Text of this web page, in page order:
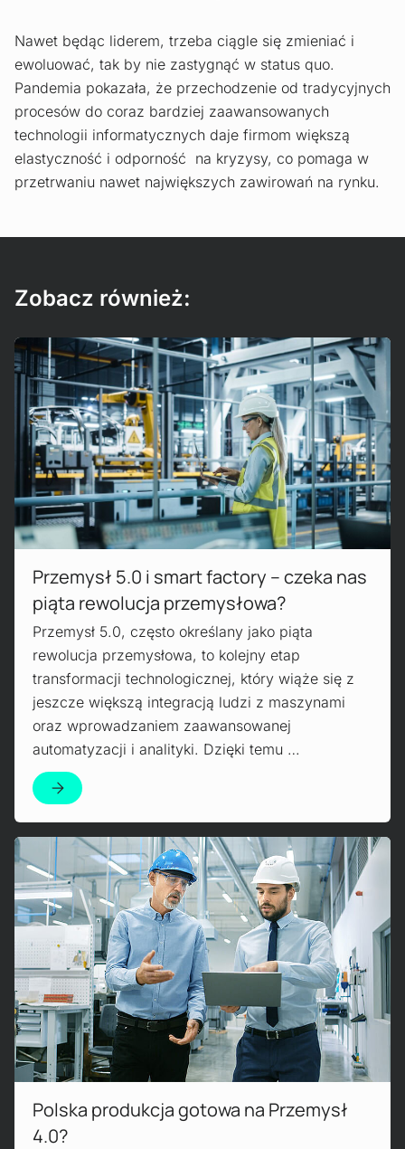
Nawet będąc liderem, trzeba ciągle się zmieniać i
ewoluować, tak by nie zastygnąć w status quo.
Pandemia pokazała, że przechodzenie od tradycyjnych
procesów do coraz bardziej zaawansowanych
technologii informatycznych daje firmom większą
elastyczność i odporność na kryzysy, co pomaga w
przetrwaniu nawet największych zawirowań na rynku.
Zobacz również:
Przemysł 5.0 i smart factory – czeka nas
piąta rewolucja przemysłowa?
Przemysł 5.0, często określany jako piąta
rewolucja przemysłowa, to kolejny etap
transformacji technologicznej, który wiąże się z
jeszcze większą integracją ludzi z maszynami
oraz wprowadzaniem zaawansowanej
automatyzacji i analityki. Dzięki temu …
Czytaj więcej!
Polska produkcja gotowa na Przemysł
4.0?
Czytaj więcej!